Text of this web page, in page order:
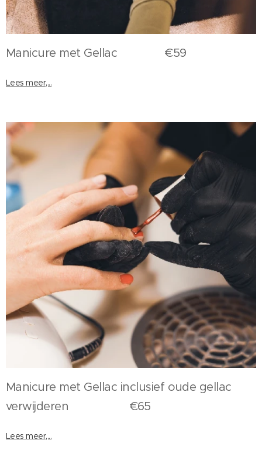
Manicure met Gellac €59
Lees meer,...
Manicure met Gellac inclusief oude gellac
verwijderen €65
Lees meer,...